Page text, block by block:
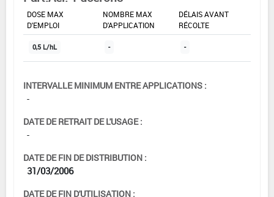
DOSE MAX
D'EMPLOI
NOMBRE MAX
D'APPLICATION
DÉLAIS AVANT
RÉCOLTE
0,5 L/hL - -
INTERVALLE MINIMUM ENTRE APPLICATIONS :
-
DATE DE RETRAIT DE L'USAGE :
-
DATE DE FIN DE DISTRIBUTION :
31/03/2006
DATE DE FIN D'UTILISATION :